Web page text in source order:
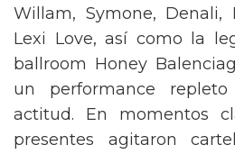
Willam, Symone, Denali,
Lexi Love, así como la
ballroom Honey
un performance
actitud. En momentos
presentes agitaron